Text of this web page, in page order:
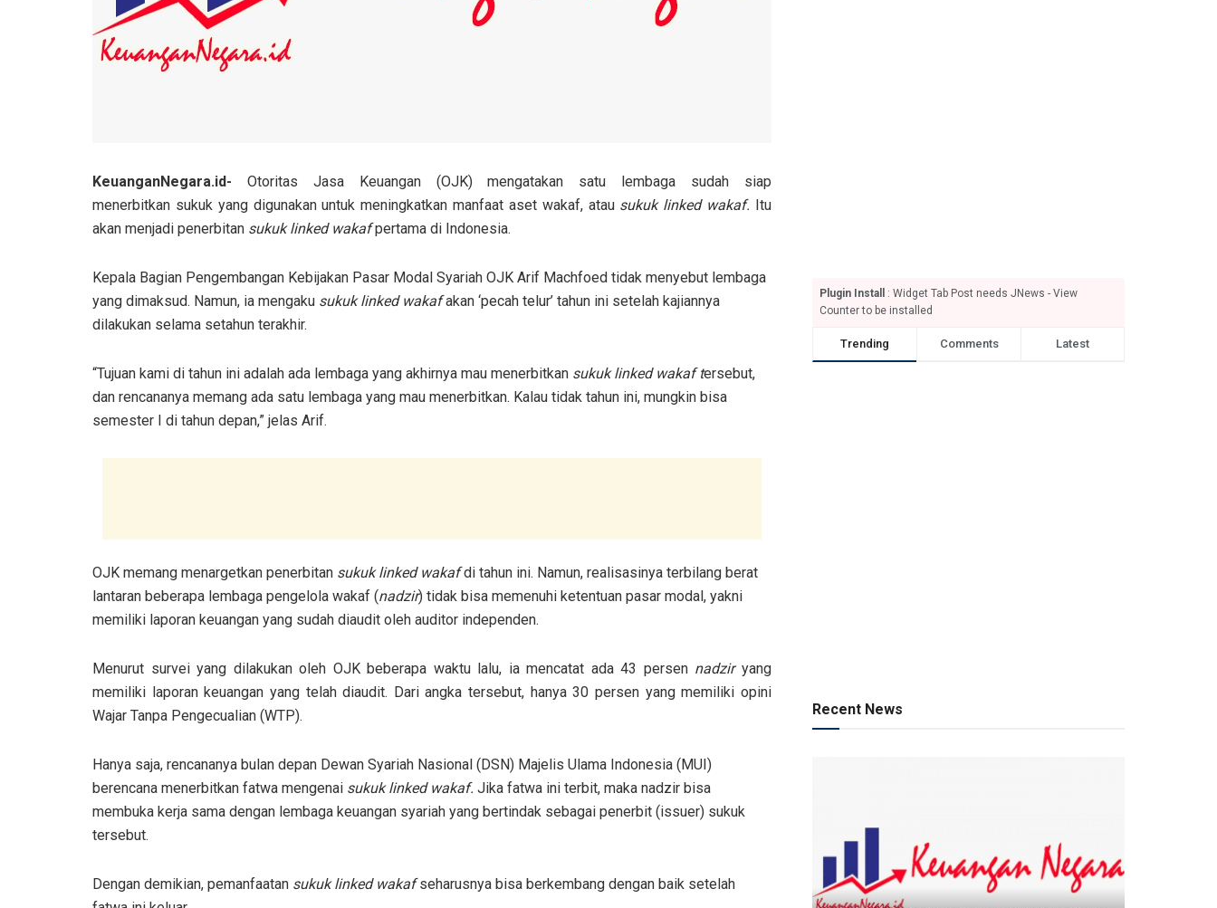
KeuanganNegara.id- Otoritas Jasa Keuangan (OJK) mengatakan satu lembaga sudah siap
menerbitkan sukuk yang digunakan untuk meningkatkan manfaat aset wakaf, atau sukuk linked wakaf. Itu
akan menjadi penerbitan sukuk linked wakafpertama di Indonesia.
Kepala Bagian Pengembangan Kebijakan Pasar Modal Syariah OJK Arif Machfoed tidak menyebut lembaga
yang dimaksud. Namun, ia mengaku sukuk linked wakafakan ‘pecah telur’ tahun ini setelah kajiannya
dilakukan selama setahun terakhir.
“Tujuan kami di tahun ini adalah ada lembaga yang akhirnya mau menerbitkan sukuk linked wakaf tersebut,
dan rencananya memang ada satu lembaga yang mau menerbitkan. Kalau tidak tahun ini, mungkin bisa
semester I di tahun depan,” jelas Arif.
OJK memang menargetkan penerbitan sukuk linked wakafdi tahun ini. Namun, realisasinya terbilang berat
lantaran beberapa lembaga pengelola wakaf (nadzir) tidak bisa memenuhi ketentuan pasar modal, yakni
memiliki laporan keuangan yang sudah diaudit oleh auditor independen.
Menurut survei yang dilakukan oleh OJK beberapa waktu lalu, ia mencatat ada 43 persen nadziryang
memiliki laporan keuangan yang telah diaudit. Dari angka tersebut, hanya 30 persen yang memiliki opini
Wajar Tanpa Pengecualian (WTP).
Hanya saja, rencananya bulan depan Dewan Syariah Nasional (DSN) Majelis Ulama Indonesia (MUI)
berencana menerbitkan fatwa mengenai sukuk linked wakaf. Jika fatwa ini terbit, maka nadzir bisa
membuka kerja sama dengan lembaga keuangan syariah yang bertindak sebagai penerbit (issuer) sukuk
tersebut.
Dengan demikian, pemanfaatan sukuk linked wakafseharusnya bisa berkembang dengan baik setelah
Plugin Install
: Widget Tab Post needs JNews - View
Counter to be installed
Trending Comments Latest
Recent News